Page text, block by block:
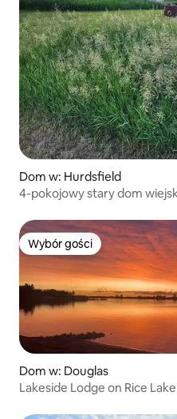
Dom w: Hurdsfield
4-pokojowy stary dom
Wybór gości
Wybór gości
Dom w: Douglas
Lakeside Lodge on Rice Lake